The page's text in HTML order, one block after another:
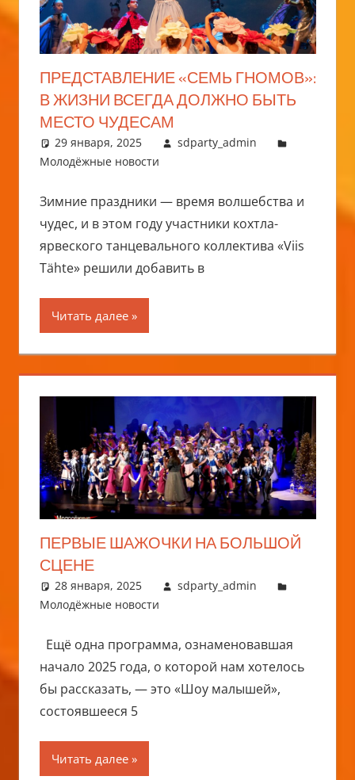
ПРЕДСТАВЛЕНИЕ «СЕМЬ ГНОМОВ»:
В ЖИЗНИ ВСЕГДА ДОЛЖНО БЫТЬ
МЕСТО ЧУДЕСАМ
29 января, 2025
sdparty_admin
Молодёжные новости
Зимние праздники — время волшебства и
чудес, и в этом году участники кохтла-
ярвеского танцевального коллектива «Viis
Tähte» решили добавить в
Читать далее
ПЕРВЫЕ ШАЖОЧКИ НА БОЛЬШОЙ
СЦЕНЕ
28 января, 2025
sdparty_admin
Молодёжные новости
Ещё одна программа, ознаменовавшая
начало 2025 года, о которой нам хотелось
бы рассказать, — это «Шоу малышей»,
состоявшееся 5
Читать далее